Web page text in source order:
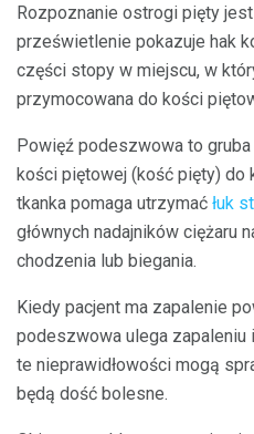
Rozpoznanie ostrogi pięty
prześwietlenie pokazuje hak
części stopy w miejscu, w
przymocowana do kości
Powięź podeszwowa to gruba
kości piętowej (kość pięty) do
tkanka pomaga utrzymać łuk
głównych nadajników ciężaru
chodzenia lub biegania.
Kiedy pacjent ma zapalenie
podeszwowa ulega zapaleniu
te nieprawidłowości mogą
będą dość bolesne.